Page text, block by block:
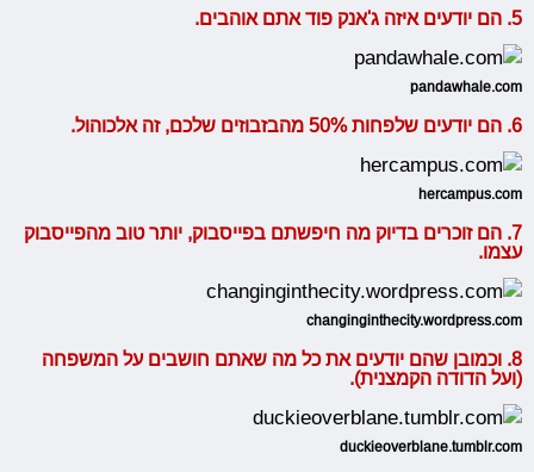
5. הם יודעים איזה ג'אנק פוד אתם אוהבים.
pandawhale.com
6. הם יודעים שלפחות 50% מהבזבוזים שלכם, זה אלכוהול.
hercampus.com
7. הם זוכרים בדיוק מה חיפשתם בפייסבוק, יותר טוב מהפייסבוק
עצמו.
changinginthecity.wordpress.com
8. וכמובן שהם יודעים את כל מה שאתם חושבים על המשפחה
(ועל הדודה הקמצנית).
duckieoverblane.tumblr.com